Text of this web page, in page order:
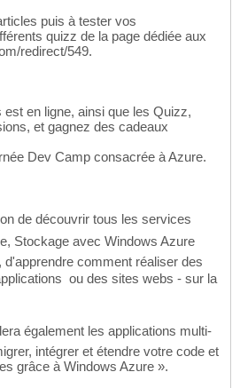
puis à tester vos
quizz de la page dédiée aux
redirect/549.
en ligne, ainsi que les Quizz,
et gagnez des cadeaux
Dev Camp consacrée à Azure.
de découvrir tous les services
Stockage avec Windows Azure
comment réaliser des
 ou des sites webs - sur la
également les applications multi-
intégrer et étendre votre code et
grâce à Windows Azure ».